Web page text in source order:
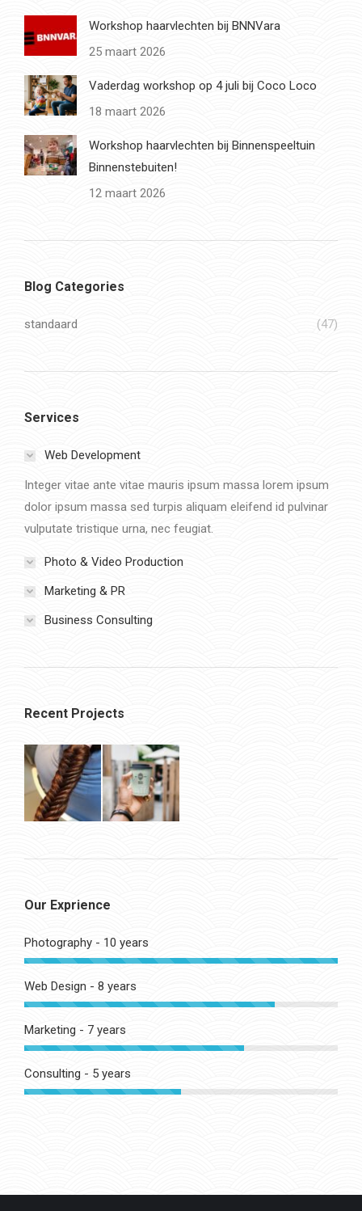
Workshop haarvlechten bij BNNVara
25 maart 2026
Vaderdag workshop op 4 juli bij Coco Loco
18 maart 2026
Workshop haarvlechten bij Binnenspeeltuin
Binnenstebuiten!
12 maart 2026
Blog Categories
standaard (47)
Services
Web Development
Integer vitae ante vitae mauris ipsum massa lorem ipsum
dolor ipsum massa sed turpis aliquam eleifend id pulvinar
vulputate tristique urna, nec feugiat.
Photo & Video Production
Marketing & PR
Business Consulting
Recent Projects
Our Exprience
Photography - 10 years
Web Design - 8 years
Marketing - 7 years
Consulting - 5 years